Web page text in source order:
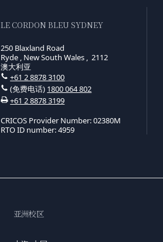
LE CORDON BLEU SYDNEY
250 Blaxland Road
Ryde , New South Wales , 2112
澳大利亚
+61 2 8878 3100
(免费电话) 1800 064 802
+61 2 8878 3199
CRICOS Provider Number: 02380M
RTO ID number: 4959
亚洲校区